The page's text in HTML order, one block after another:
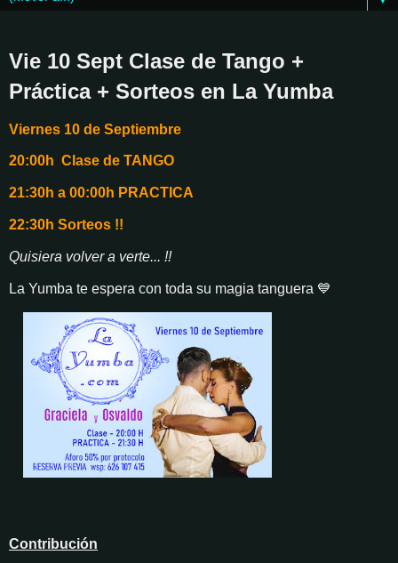
Vie 10 Sept Clase de Tango +
Práctica + Sorteos en La Yumba
Viernes 10 de Septiembre
20:00h Clase de TANGO
21:30h a 00:00h PRACTICA
22:30h Sorteos !!
Quisiera volver a verte... !!
La Yumba te espera con toda su magia tanguera 💙
Contribución